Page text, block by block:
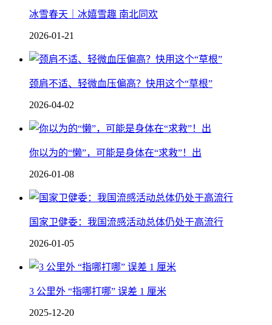
冰雪春天｜冰嬉雪趣 南北同欢
2026-01-21
颈肩不适、轻微血压偏高？快用这个“草根”
2026-04-02
你以为的“懒”，可能是身体在“求救”！出
2026-01-08
国家卫健委：我国流感活动总体仍处于高流行
2026-01-05
3 公里外 “指哪打哪” 误差 1 厘米
2025-12-20